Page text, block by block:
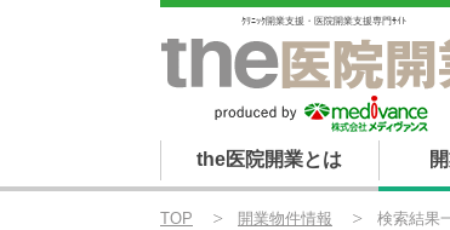
ｸﾘﾆｯｸ開業支援・医院開業支援専門ｻｲﾄ
the医院開業とは
TOP 開業物件情報 検索結果